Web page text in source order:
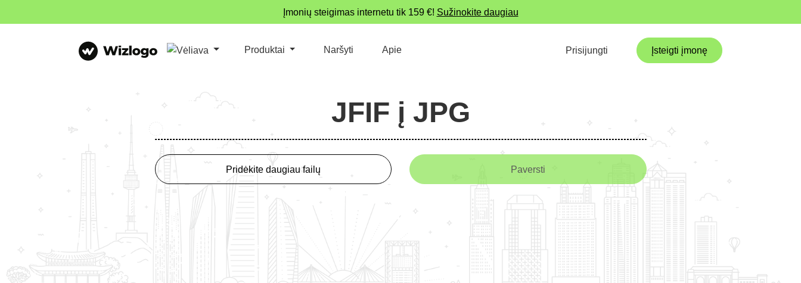
Įmonių steigimas internetu tik 159 €! Sužinokite daugiau
Produktai Naršyti Apie Prisijungti Įsteigti įmonę
JFIF į JPG
Pridėkite daugiau failų Paversti